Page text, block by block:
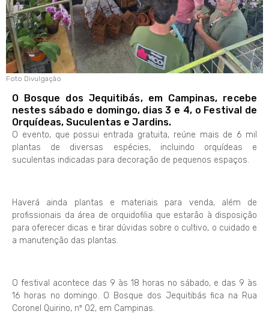
Foto Divulgação
O Bosque dos Jequitibás, em Campinas, recebe
nestes sábado e domingo, dias 3 e 4, o Festival de
Orquídeas, Suculentas e Jardins.
O evento, que possui entrada gratuita, reúne mais de 6 mil
plantas de diversas espécies, incluindo orquídeas e
suculentas indicadas para decoração de pequenos espaços.
Haverá ainda plantas e materiais para venda, além de
profissionais da área de orquidofilia que estarão à disposição
para oferecer dicas e tirar dúvidas sobre o cultivo, o cuidado e
a manutenção das plantas.
O festival acontece das 9 às 18 horas no sábado, e das 9 às
16 horas no domingo. O Bosque dos Jequitibás fica na Rua
Coronel Quirino, nº 02, em Campinas.